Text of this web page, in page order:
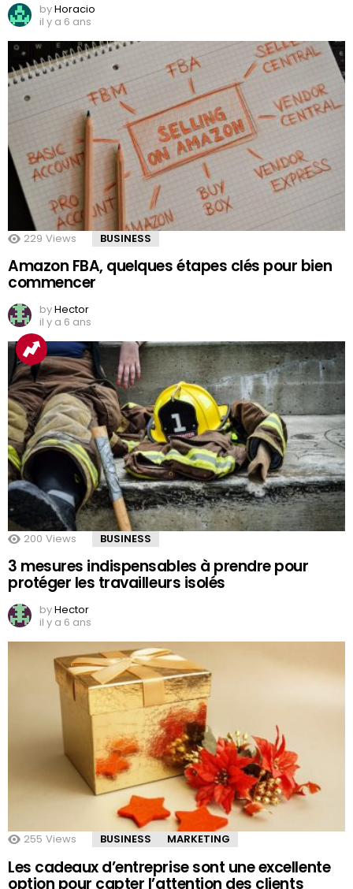
byHoracio
il y a 6 ans
229 Views BUSINESS
Amazon FBA, quelques étapes clés pour bien
commencer
byHector
il y a 6 ans
200 Views BUSINESS
3 mesures indispensables à prendre pour
protéger les travailleurs isolés
byHector
il y a 6 ans
255 Views BUSINESS MARKETING
Les cadeaux d’entreprise sont une excellente
option pour capter l’attention des clients